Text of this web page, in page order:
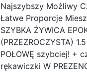
Najszybszy Możliwy
Łatwe Proporcje
SZYBKA ŻYWICA
(PRZEZROCZYSTA)
POŁOWĘ szybciej! +
rękawiczki W